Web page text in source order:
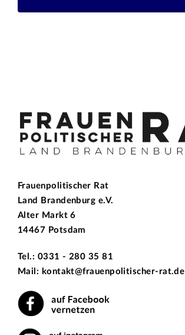
Frauenpolitischer Rat
Land Brandenburg e.V.
Alter Markt 6
14467 Potsdam
Tel.: 0331 - 280 35 81
Mail: kontakt@frauenpolitischer-rat.de